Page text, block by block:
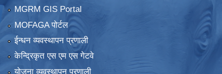
MGRM GIS Portal
MOFAGA पोर्टल
ईन्धन व्यवस्थापन प्रणाली
केन्द्रिकृत एस एम एस गेटवे
योजना व्यवस्थापन प्रणाली